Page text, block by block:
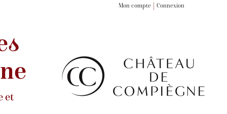
Mon compte Connexion
et